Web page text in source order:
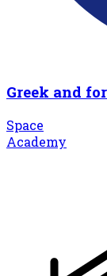
Greek and
Space
Academy